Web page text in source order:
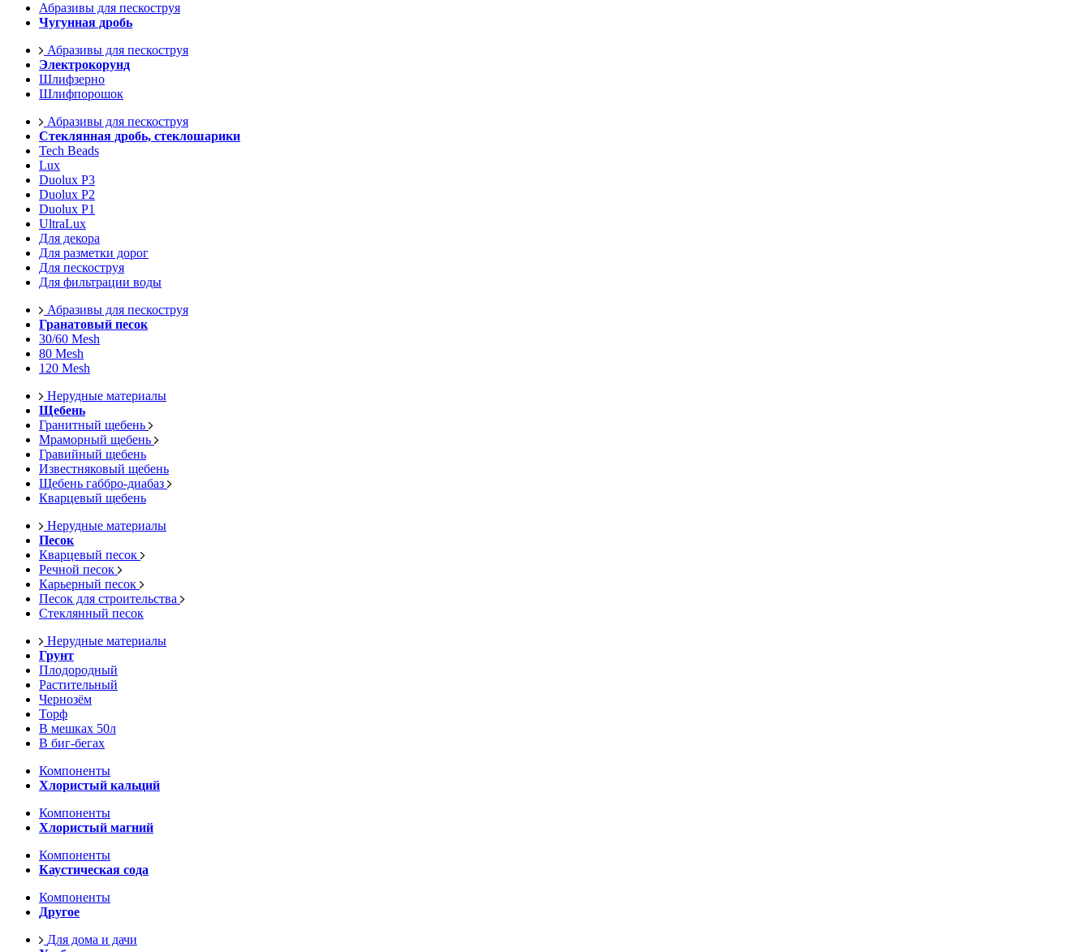
Абразивы для пескоструя
Чугунная дробь
Абразивы для пескоструя
Электрокорунд
Шлифзерно
Шлифпорошок
Абразивы для пескоструя
Стеклянная дробь, стеклошарики
Tech Beads
Lux
Duolux P3
Duolux P2
Duolux P1
UltraLux
Для декора
Для разметки дорог
Для пескоструя
Для фильтрации воды
Абразивы для пескоструя
Гранатовый песок
30/60 Mesh
80 Mesh
120 Mesh
Нерудные материалы
Щебень
Гранитный щебень
Мраморный щебень
Гравийный щебень
Известняковый щебень
Щебень габбро-диабаз
Кварцевый щебень
Нерудные материалы
Песок
Кварцевый песок
Речной песок
Карьерный песок
Песок для строительства
Стеклянный песок
Нерудные материалы
Грунт
Плодородный
Растительный
Чернозём
Торф
В мешках 50л
В биг-бегах
Компоненты
Хлористый кальций
Компоненты
Хлористый магний
Компоненты
Каустическая сода
Компоненты
Другое
Для дома и дачи